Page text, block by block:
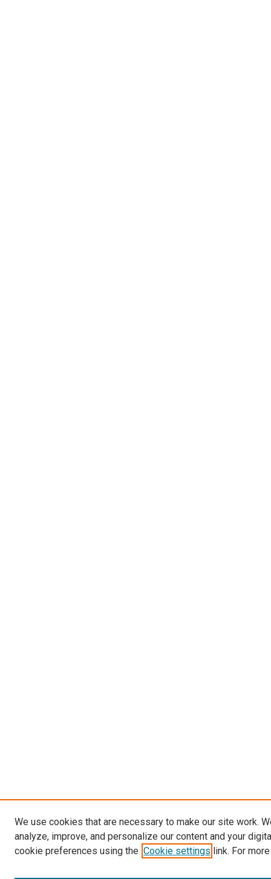
We use cookies that are necessary to make our site work.
analyze, improve, and personalize our content and your
cookie preferences using the Cookie settings link. For